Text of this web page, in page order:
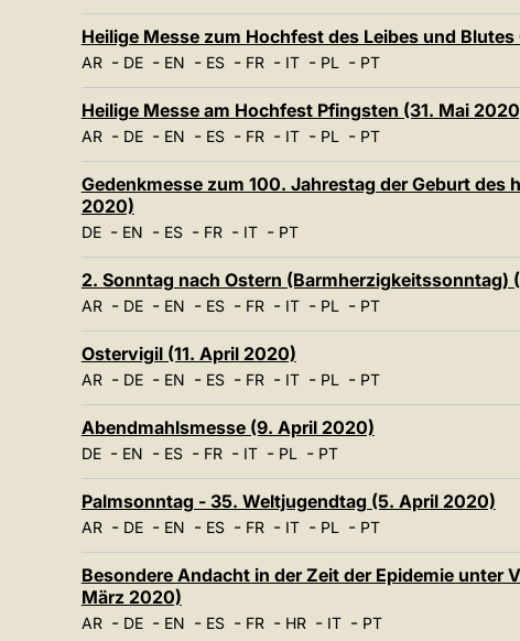
Heilige Messe zum Hochfest des Leibes und
AR- DE- EN - ES- FR- IT- PL- PT
Heilige Messe am Hochfest Pfingsten (31. Mai
AR- DE- EN - ES- FR- IT- PL- PT
Gedenkmesse zum 100. Jahrestag der Geburt des
2020)
DE- EN - ES- FR- IT- PT
2. Sonntag nach Ostern (Barmherzigkeitssonntag)
AR- DE- EN - ES- FR- IT- PL- PT
Ostervigil (11. April 2020)
AR- DE- EN - ES- FR- IT- PL- PT
Abendmahlsmesse (9. April 2020)
DE- EN - ES- FR- IT- PL- PT
Palmsonntag - 35. Weltjugendtag (5. April 2020)
AR- DE- EN - ES- FR- IT- PL- PT
Besondere Andacht in der Zeit der Epidemie unter
März 2020)
AR- DE- EN - ES- FR- HR- IT- PT